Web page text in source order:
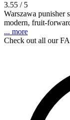
3.55 / 5
Warszawa punisher
modern, fruit-
... more
Check out all our